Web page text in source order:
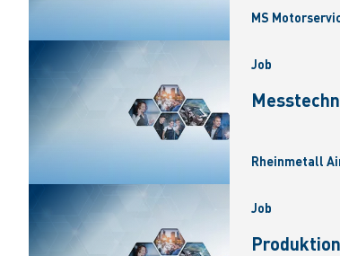
MS
Job
Rheinmetall
Job